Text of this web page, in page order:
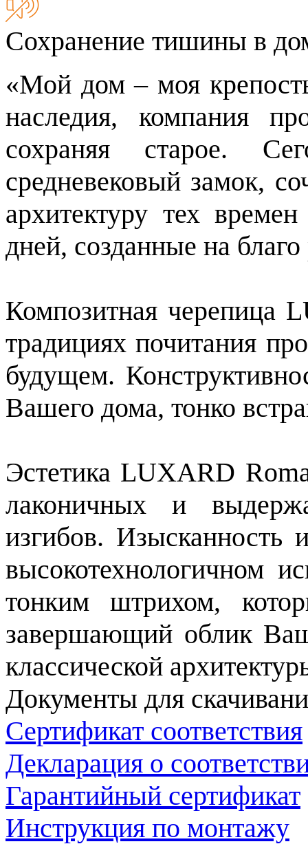
Сохранение тишины в
«Мой дом – моя
наследия, компания
сохраняя старое.
средневековый замок,
архитектуру тех
дней, созданные на
Композитная черепица
традициях почитания
будущем.
Вашего дома, тонко
Эстетика LUXARD
лаконичных и
изгибов. Изысканность
высокотехнологичном
тонким штрихом,
завершающий облик
классической
Документы для
Сертификат соответствия
Декларация о
Гарантийный сертификат
Инструкция по монтажу